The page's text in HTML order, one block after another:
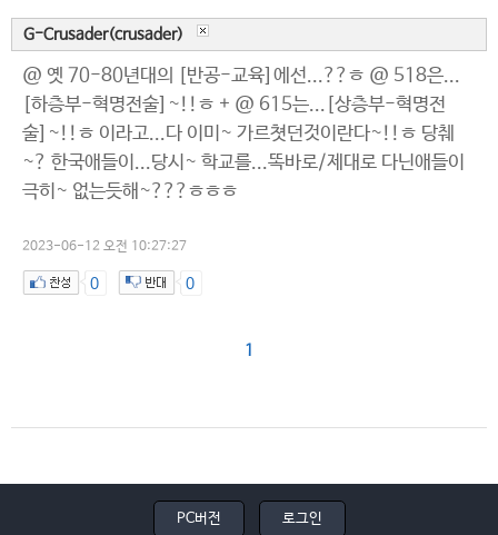
G-Crusader(crusader)
@ 옛 70-80년대의 [반공-교육]에선...??ㅎ @ 518은...
[하층부-혁명전술]~!!ㅎ + @ 615는...[상층부-혁명전
술]~!!ㅎ 이라고...다 이미~ 가르쳣던것이란다~!!ㅎ 당췌
~? 한국애들이...당시~ 학교를...똑바로/제대로 다닌애들이
극히~ 없는듯해~???ㅎㅎㅎ
2023-06-12 오전 10:27:27
0 0
1
PC버전 로그인